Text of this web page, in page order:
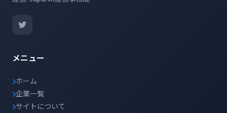
メニュー
ホーム
企業一覧
サイトについて